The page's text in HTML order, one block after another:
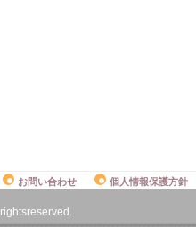
お問い合わせ 個人情報保護方針